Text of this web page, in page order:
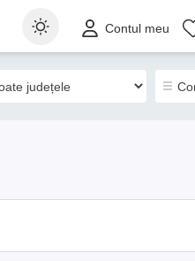
Contul meu